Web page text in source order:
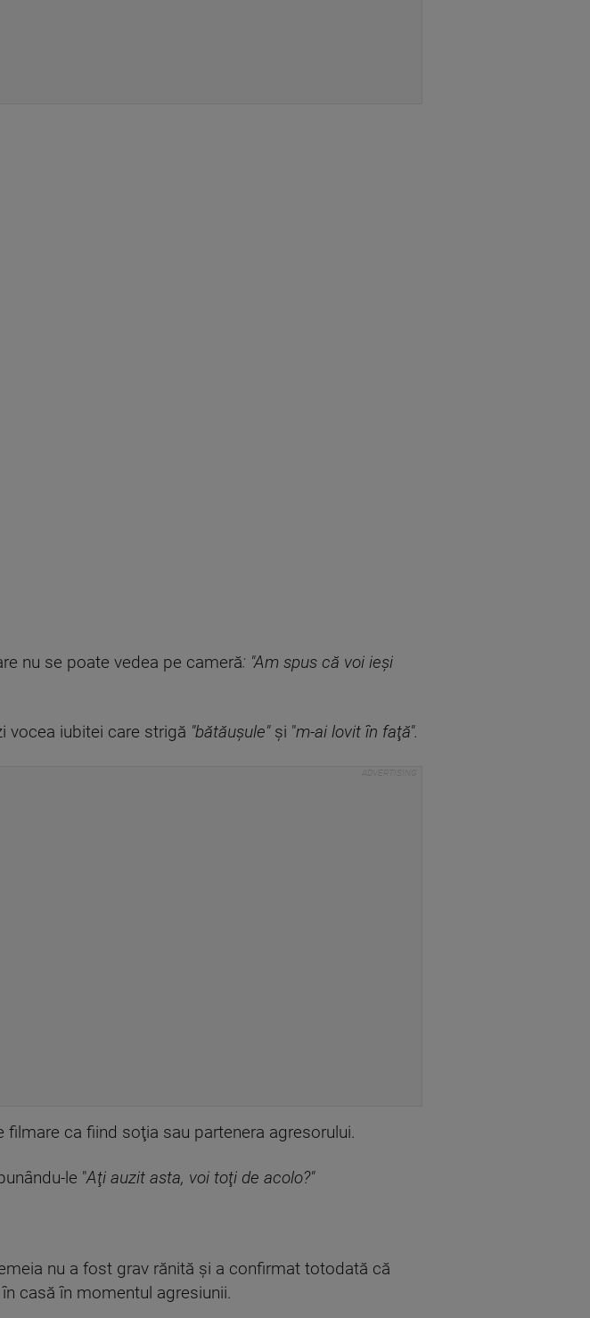
nu se poate vedea pe cameră: "Am spus că voi ieşi
vocea iubitei care strigă "bătăuşule"şi "m-ai lovit în faţă".
ca fiind soţia sau partenera agresorului.
le "Aţi auzit asta, voi toţi de acolo?"
nu a fost grav rănită şi a confirmat totodată că
casă în momentul agresiunii.